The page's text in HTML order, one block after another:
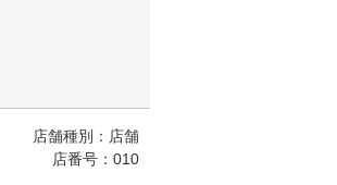
店舗種別：店舗
店番号：010